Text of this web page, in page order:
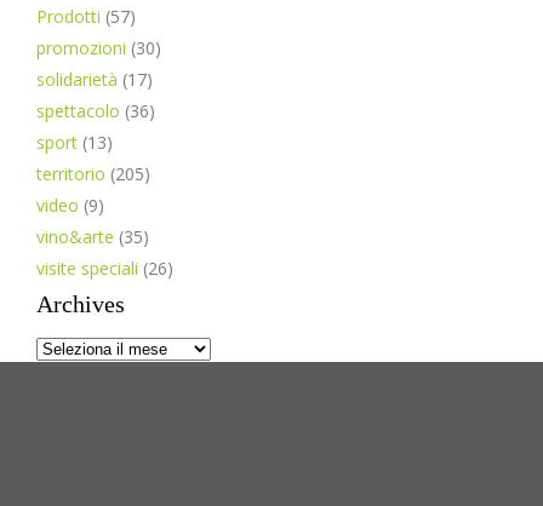
Prodotti (57)
promozioni (30)
solidarietà (17)
spettacolo (36)
sport (13)
territorio (205)
video (9)
vino&arte (35)
visite speciali (26)
Archives
Archives